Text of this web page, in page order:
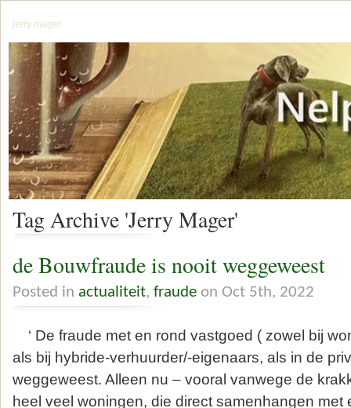
jerry mager
Tag Archive 'Jerry Mager'
de Bouwfraude is nooit weggeweest
Posted in actualiteit, fraude on Oct 5th, 2022
‘ De fraude met en rond vastgoed ( zowel bij
als bij hybride-verhuurder/-eigenaars, als in de
weggeweest. Alleen nu – vooral vanwege de
heel veel woningen, die direct samenhangen met